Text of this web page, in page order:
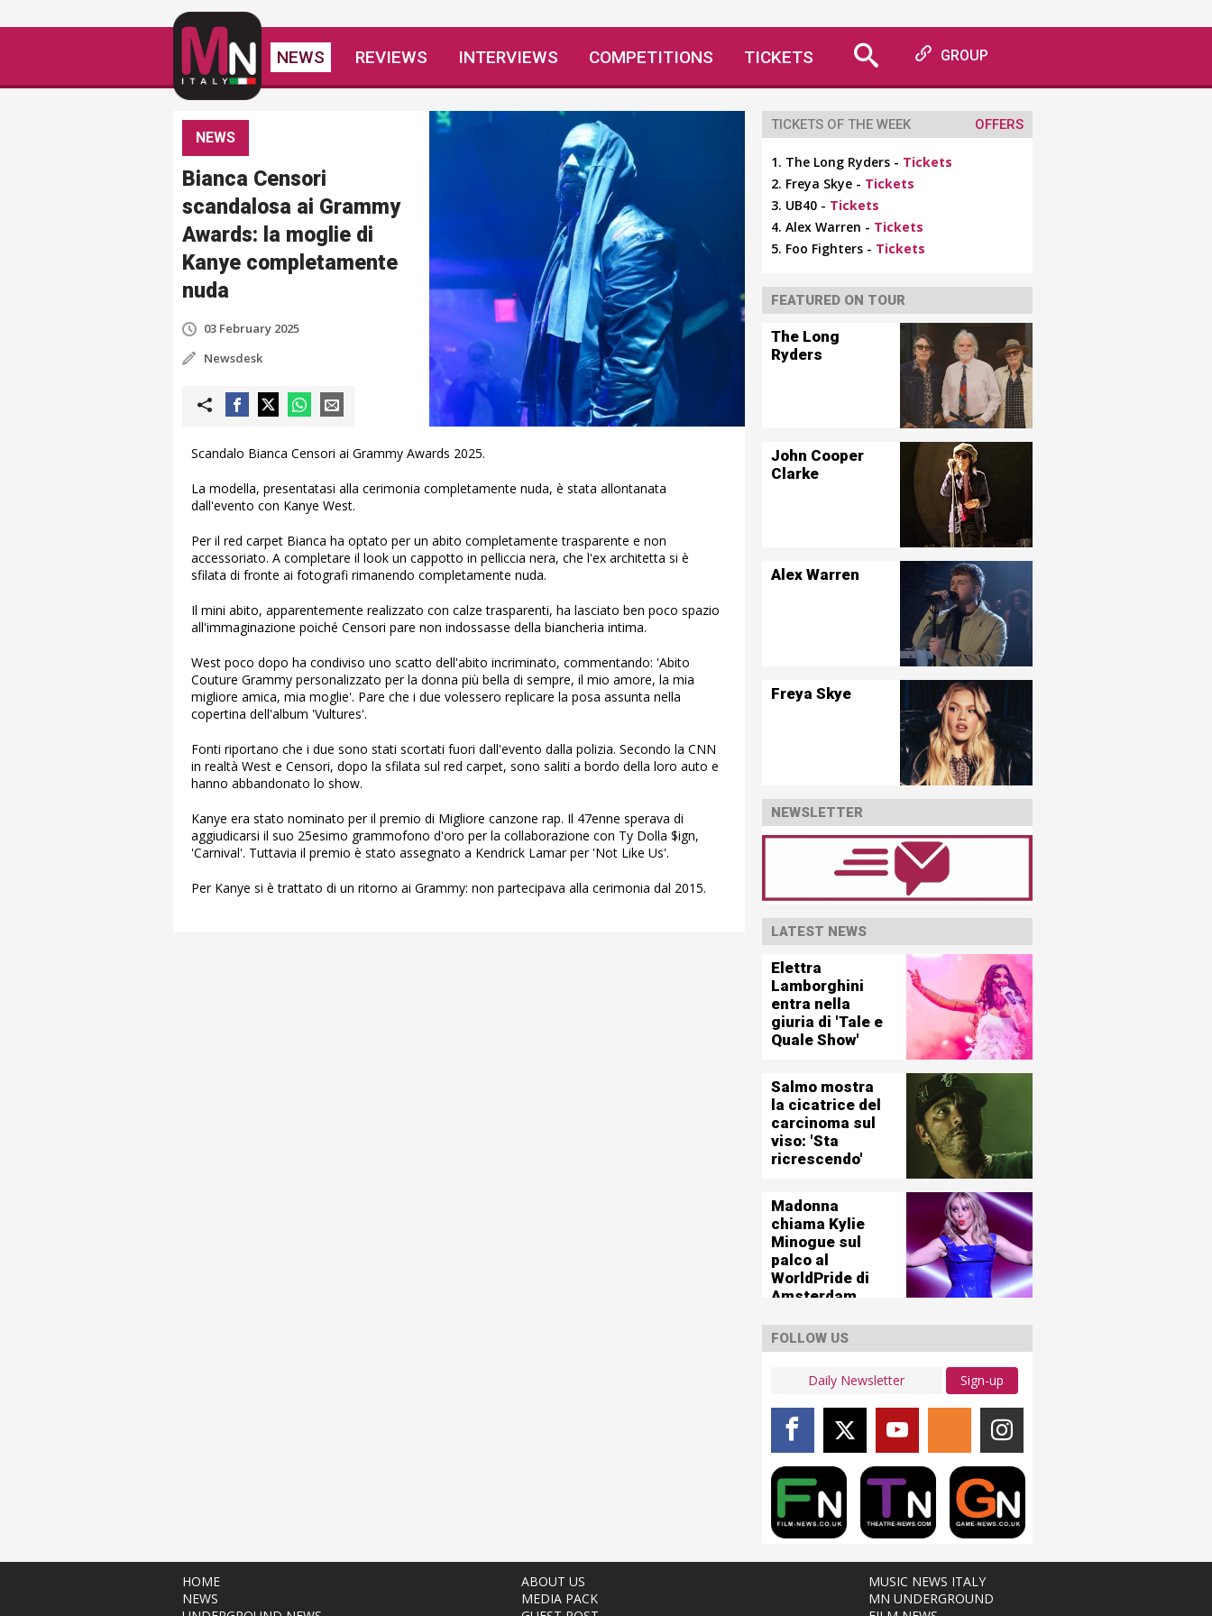
NEWS REVIEWS INTERVIEWS COMPETITIONS TICKETS GROUP
NEWS
Bianca Censori
scandalosa ai Grammy
Awards: la moglie di
Kanye completamente
nuda
03 February 2025
Newsdesk
Scandalo Bianca Censori ai Grammy Awards 2025.
La modella, presentatasi alla cerimonia completamente nuda, è stata allontanata
dall'evento con Kanye West.
Per il red carpet Bianca ha optato per un abito completamente trasparente e non
accessoriato. A completare il look un cappotto in pelliccia nera, che l'ex architetta si è
sfilata di fronte ai fotografi rimanendo completamente nuda.
Il mini abito, apparentemente realizzato con calze trasparenti, ha lasciato ben poco spazio
all'immaginazione poiché Censori pare non indossasse della biancheria intima.
West poco dopo ha condiviso uno scatto dell'abito incriminato, commentando: 'Abito
Couture Grammy personalizzato per la donna più bella di sempre, il mio amore, la mia
migliore amica, mia moglie'. Pare che i due volessero replicare la posa assunta nella
copertina dell'album 'Vultures'.
Fonti riportano che i due sono stati scortati fuori dall'evento dalla polizia. Secondo la CNN
in realtà West e Censori, dopo la sfilata sul red carpet, sono saliti a bordo della loro auto e
hanno abbandonato lo show.
Kanye era stato nominato per il premio di Migliore canzone rap. Il 47enne sperava di
aggiudicarsi il suo 25esimo grammofono d'oro per la collaborazione con Ty Dolla $ign,
'Carnival'. Tuttavia il premio è stato assegnato a Kendrick Lamar per 'Not Like Us'.
Per Kanye si è trattato di un ritorno ai Grammy: non partecipava alla cerimonia dal 2015.
TICKETS OF THE WEEK OFFERS
The Long Ryders - Tickets
Freya Skye - Tickets
UB40 - Tickets
Alex Warren - Tickets
Foo Fighters - Tickets
FEATURED ON TOUR
The Long
Ryders
John Cooper
Clarke
Alex Warren
Freya Skye
NEWSLETTER
LATEST NEWS
Elettra
Lamborghini
entra nella
giuria di 'Tale e
Quale Show'
Salmo mostra
la cicatrice del
carcinoma sul
viso: 'Sta
ricrescendo'
Madonna
chiama Kylie
Minogue sul
palco al
WorldPride di
Amsterdam
FOLLOW US
Sign-up
HOME
NEWS
ABOUT US
MEDIA PACK
MUSIC NEWS ITALY
MN UNDERGROUND